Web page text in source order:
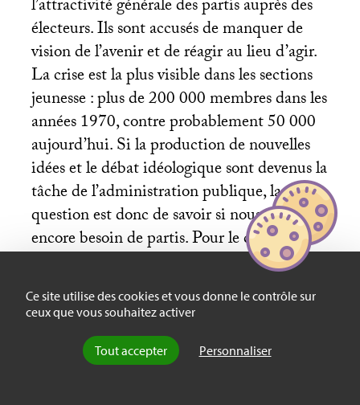
Ce site utilise des cookies et vous donne le contrôle sur
ceux que vous souhaitez activer
Tout accepter Personnaliser
l’attractivité générale des partis auprès des
électeurs. Ils sont accusés de manquer de
vision de l’avenir et de réagir au lieu d’agir.
La crise est la plus visible dans les sections
jeunesse : plus de 200 000 membres dans les
années 1970, contre probablement 50 000
aujourd’hui. Si la production de nouvelles
idées et le débat idéologique sont devenus la
tâche de l’administration publique, la
question est donc de savoir si nous avons
encore besoin de partis. Pour le citoyen qui
cherche à influencer la société dans un
certain domaine, il paraît plus rationnel de
tenter une carrière au sein d’une autorité
publique que de s’engager dans un parti ou
un groupe d’intérêt organisé.